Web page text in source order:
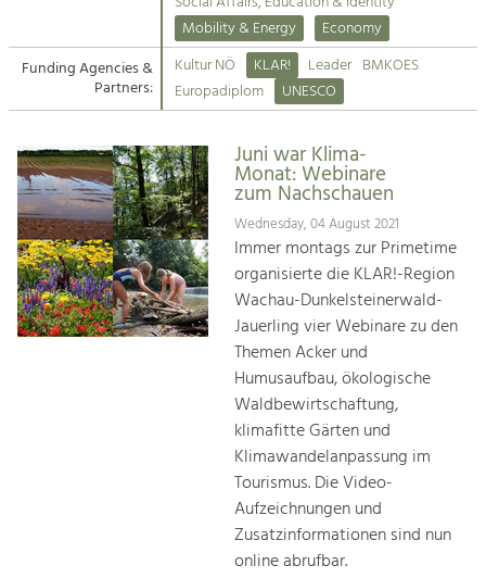
Suche
Impressum
Kontakt
Tourism
Offer Development and Positioning
Art & Culture
Crafts, Science and Research.
Social Affairs, Education
& Identity
Equality, Youth and Integration.
Climate Change, Public Transport and
Increase in Regional Value Added.
Mobility & Energy
Economy
Funding Agencies &
Partners:
Kultur NÖ KLAR! Leader BMKOES
Europadiplom
UNESCO
Juni war Klima-
Monat: Webinare
zum Nachschauen
Wednesday, 04 August 2021
Immer montags zur Primetime
organisierte die KLAR!-Region
Wachau-Dunkelsteinerwald-
Jauerling vier Webinare zu den
Themen Acker und
Humusaufbau, ökologische
Waldbewirtschaftung,
klimafitte Gärten und
Klimawandelanpassung im
Tourismus. Die Video-
Aufzeichnungen und
Zusatzinformationen sind nun
online abrufbar.